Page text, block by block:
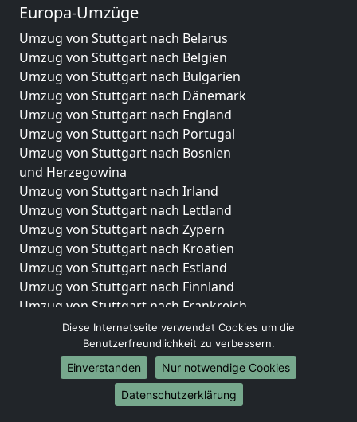
Europa-Umzüge
Umzug von Stuttgart nach Belarus
Umzug von Stuttgart nach Belgien
Umzug von Stuttgart nach Bulgarien
Umzug von Stuttgart nach Dänemark
Umzug von Stuttgart nach England
Umzug von Stuttgart nach Portugal
Umzug von Stuttgart nach Bosnien
und Herzegowina
Umzug von Stuttgart nach Irland
Umzug von Stuttgart nach Lettland
Umzug von Stuttgart nach Zypern
Umzug von Stuttgart nach Kroatien
Umzug von Stuttgart nach Estland
Umzug von Stuttgart nach Finnland
Umzug von Stuttgart nach Frankreich
Umzug von Stuttgart nach Griechenland
Umzug von Stuttgart nach Italien
Umzug von Stuttgart nach Liechtenstein
Umzug von Stuttgart nach Luxemburg
Umzug von Stuttgart nach Niederlande
Diese Internetseite verwendet Cookies um die
Benutzerfreundlichkeit zu verbessern.
Einverstanden
Nur notwendige Cookies
Datenschutzerklärung